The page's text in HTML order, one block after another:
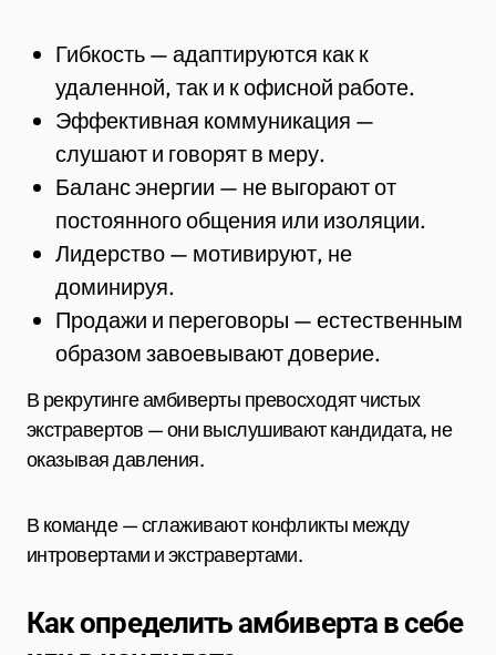
Гибкость — адаптируются как к
удаленной, так и к офисной работе.
Эффективная коммуникация —
слушают и говорят в меру.
Баланс энергии — не выгорают от
постоянного общения или изоляции.
Лидерство — мотивируют, не
доминируя.
Продажи и переговоры — естественным
образом завоевывают доверие.
В рекрутинге амбиверты превосходят чистых
экстравертов — они выслушивают кандидата, не
оказывая давления.
В команде — сглаживают конфликты между
интровертами и экстравертами.
Как определить амбиверта в себе